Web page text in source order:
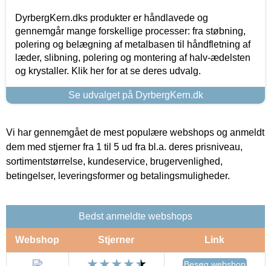
DyrbergKern.dks produkter er håndlavede og
gennemgår mange forskellige processer: fra støbning,
polering og belægning af metalbasen til håndfletning af
læder, slibning, polering og montering af halv-ædelsten
og krystaller. Klik her for at se deres udvalg.
Se udvalget på DyrbergKern.dk
Vi har gennemgået de mest populære webshops og anmeldt
dem med stjerner fra 1 til 5 ud fra bl.a. deres prisniveau,
sortimentstørrelse, kundeservice, brugervenlighed,
betingelser, leveringsformer og betalingsmuligheder.
Bedst anmeldte webshops
Webshop Stjerner Link